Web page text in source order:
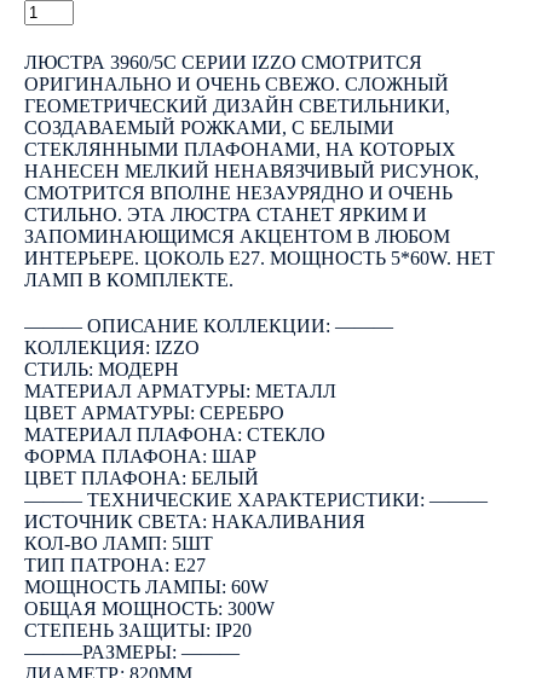
ЛЮСТРА 3960/5C СЕРИИ IZZO СМОТРИТСЯ
ОРИГИНАЛЬНО И ОЧЕНЬ СВЕЖО. СЛОЖНЫЙ
ГЕОМЕТРИЧЕСКИЙ ДИЗАЙН СВЕТИЛЬНИКИ,
СОЗДАВАЕМЫЙ РОЖКАМИ, С БЕЛЫМИ
СТЕКЛЯННЫМИ ПЛАФОНАМИ, НА КОТОРЫХ
НАНЕСЕН МЕЛКИЙ НЕНАВЯЗЧИВЫЙ РИСУНОК,
СМОТРИТСЯ ВПОЛНЕ НЕЗАУРЯДНО И ОЧЕНЬ
СТИЛЬНО. ЭТА ЛЮСТРА СТАНЕТ ЯРКИМ И
ЗАПОМИНАЮЩИМСЯ АКЦЕНТОМ В ЛЮБОМ
ИНТЕРЬЕРЕ. ЦОКОЛЬ E27. МОЩНОСТЬ 5*60W. НЕТ
ЛАМП В КОМПЛЕКТЕ.
――― ОПИСАНИЕ КОЛЛЕКЦИИ: ―――
КОЛЛЕКЦИЯ: IZZO
СТИЛЬ: МОДЕРН
МАТЕРИАЛ АРМАТУРЫ: МЕТАЛЛ
ЦВЕТ АРМАТУРЫ: СЕРЕБРО
МАТЕРИАЛ ПЛАФОНА: СТЕКЛО
ФОРМА ПЛАФОНА: ШАР
ЦВЕТ ПЛАФОНА: БЕЛЫЙ
――― ТЕХНИЧЕСКИЕ ХАРАКТЕРИСТИКИ: ―――
ИСТОЧНИК СВЕТА: НАКАЛИВАНИЯ
КОЛ-ВО ЛАМП: 5ШТ
ТИП ПАТРОНА: E27
МОЩНОСТЬ ЛАМПЫ: 60W
ОБЩАЯ МОЩНОСТЬ: 300W
СТЕПЕНЬ ЗАЩИТЫ: IP20
―――РАЗМЕРЫ: ―――
ДИАМЕТР: 820ММ